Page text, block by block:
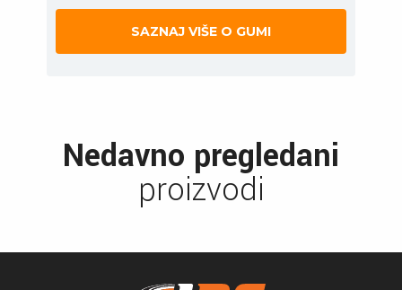
SAZNAJ VIŠE O GUMI
Nedavno pregledani
proizvodi